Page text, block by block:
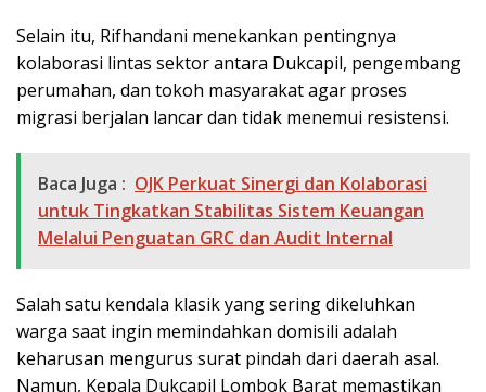
Selain itu, Rifhandani menekankan pentingnya
kolaborasi lintas sektor antara Dukcapil, pengembang
perumahan, dan tokoh masyarakat agar proses
migrasi berjalan lancar dan tidak menemui resistensi.
Baca Juga : OJK Perkuat Sinergi dan Kolaborasi
untuk Tingkatkan Stabilitas Sistem Keuangan
Melalui Penguatan GRC dan Audit Internal
Salah satu kendala klasik yang sering dikeluhkan
warga saat ingin memindahkan domisili adalah
keharusan mengurus surat pindah dari daerah asal.
Namun, Kepala Dukcapil Lombok Barat memastikan